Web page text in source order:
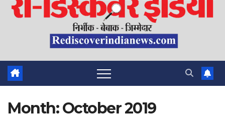
Month:October 2019